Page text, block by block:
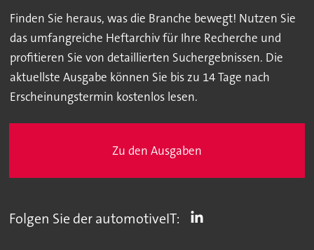
Finden Sie heraus, was die Branche bewegt! Nutzen Sie
das umfangreiche Heftarchiv für Ihre Recherche und
profitieren Sie von detaillierten Suchergebnissen. Die
aktuellste Ausgabe können Sie bis zu 14 Tage nach
Erscheinungstermin kostenlos lesen.
Zu den Ausgaben
Folgen Sie der automotiveIT: